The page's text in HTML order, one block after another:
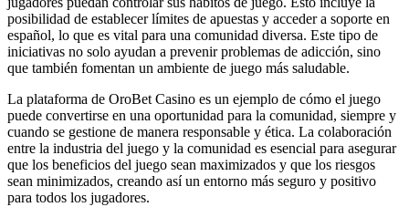
posibilidad de establecer límites de apuestas y acceder a soporte en
español, lo que es vital para una comunidad diversa. Este tipo de
iniciativas no solo ayudan a prevenir problemas de adicción, sino
que también fomentan un ambiente de juego más saludable.
La plataforma de OroBet Casino es un ejemplo de cómo el juego
puede convertirse en una oportunidad para la comunidad, siempre y
cuando se gestione de manera responsable y ética. La colaboración
entre la industria del juego y la comunidad es esencial para asegurar
que los beneficios del juego sean maximizados y que los riesgos
sean minimizados, creando así un entorno más seguro y positivo
para todos los jugadores.